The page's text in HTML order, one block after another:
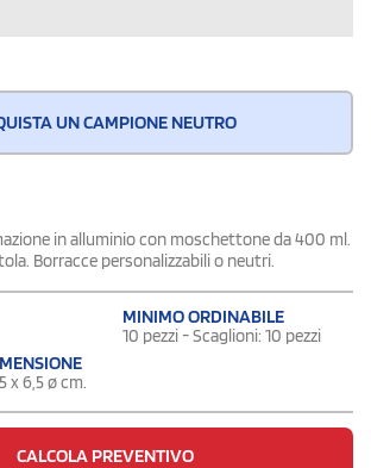
UN CAMPIONE NEUTRO
in alluminio con moschettone da 400 ml.
Borracce personalizzabili o neutri.
MINIMO ORDINABILE
10 pezzi - Scaglioni: 10 pezzi
x 6,5 ø cm.
CALCOLA PREVENTIVO